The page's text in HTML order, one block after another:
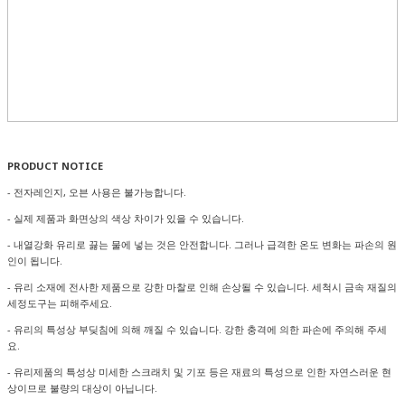
PRODUCT NOTICE
- 전자레인지, 오븐 사용은 불가능합니다.
- 실제 제품과 화면상의 색상 차이가 있을 수 있습니다.
- 내열강화 유리로 끓는 물에 넣는 것은 안전합니다. 그러나 급격한 온도 변화는 파손의 원
인이 됩니다.
- 유리 소재에 전사한 제품으로 강한 마찰로 인해 손상될 수 있습니다. 세척시 금속 재질의
세정도구는 피해주세요.
- 유리의 특성상 부딪침에 의해 깨질 수 있습니다. 강한 충격에 의한 파손에 주의해 주세
요.
- 유리제품의 특성상 미세한 스크래치 및 기포 등은 재료의 특성으로 인한 자연스러운 현
상이므로 불량의 대상이 아닙니다.